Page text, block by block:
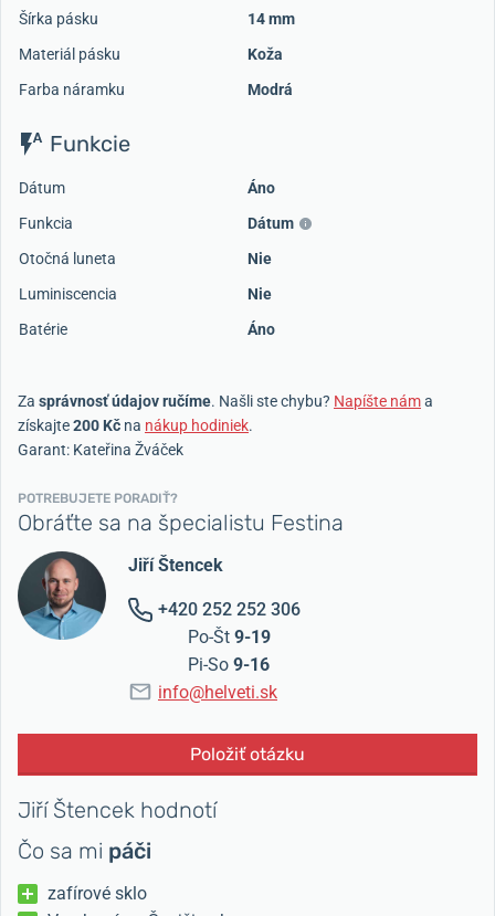
Šírka pásku
14 mm
Materiál pásku
Koža
Farba náramku
Modrá
Funkcie
Dátum
Áno
Funkcia
Dátum
Otočná luneta
Nie
Luminiscencia
Nie
Batérie
Áno
Za správnosť údajov ručíme. Našli ste chybu? Napíšte náma
získajte200 Kč na nákup hodiniek.
Garant: Kateřina Žváček
POTREBUJETE PORADIŤ?
Obráťte sa na špecialistu Festina
Jiří Štencek
+420 252 252 306
Po-Št 9-19
Pi-So 9-16
info@helveti.sk
Položiť otázku
Jiří Štencek hodnotí
Čo sa mi páči
zafírové sklo